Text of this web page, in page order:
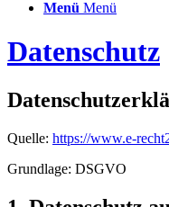
Menü Menü
Datenschutz
Quelle: https://www.e-
Grundlage: DSGVO